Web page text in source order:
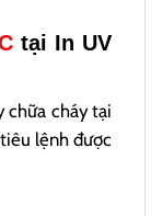
tại In UV
chữa cháy tại
lệnh được